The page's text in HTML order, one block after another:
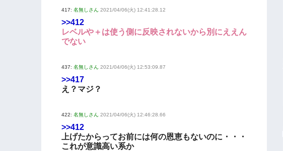
417: 名無しさん 2021/04/06(火) 12:41:28.12
>>412
レベルや＋は使う側に反映されないから別にええん
でない
437: 名無しさん 2021/04/06(火) 12:53:09.87
>>417
え？マジ？
422: 名無しさん 2021/04/06(火) 12:46:28.66
>>412
上げたからってお前には何の恩恵もないのに・・・
これが意識高い系か